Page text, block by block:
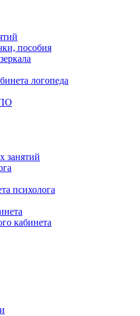
пособия
логопеда
занятий
психолога
кабинета